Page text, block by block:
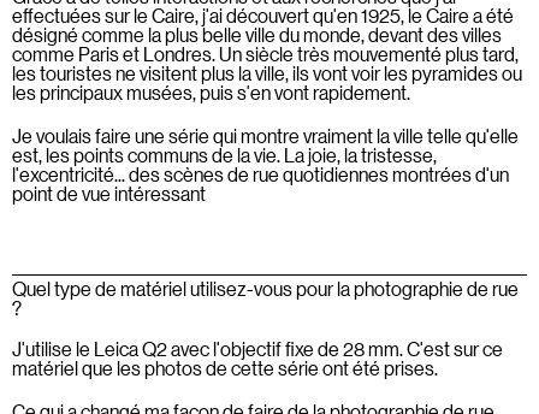
effectuées sur le Caire, j'ai découvert qu'en 1925, le Caire a été
désigné comme la plus belle ville du monde, devant des villes
comme Paris et Londres. Un siècle très mouvementé plus tard,
les touristes ne visitent plus la ville, ils vont voir les pyramides ou
les principaux musées, puis s'en vont rapidement.
Je voulais faire une série qui montre vraiment la ville telle qu'elle
est, les points communs de la vie. La joie, la tristesse,
l'excentricité... des scènes de rue quotidiennes montrées d'un
point de vue intéressant
Quel type de matériel utilisez-vous pour la photographie de rue
?
J'utilise le Leica Q2 avec l'objectif fixe de 28 mm. C'est sur ce
matériel que les photos de cette série ont été prises.